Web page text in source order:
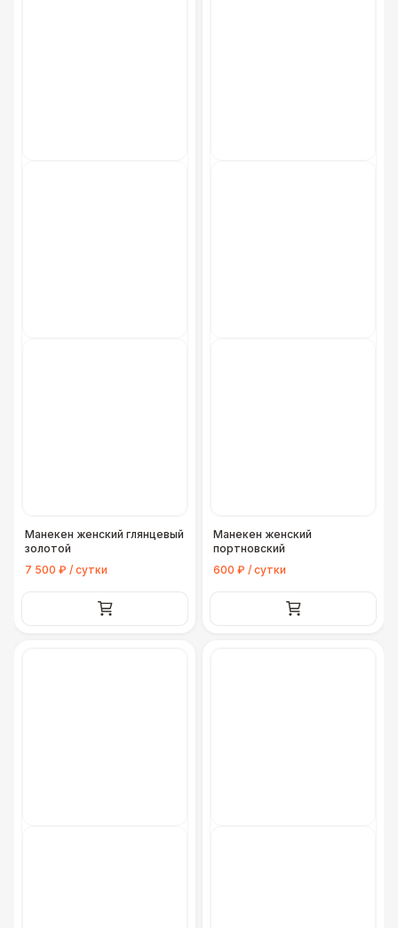
Манекен женский глянцевый
золотой
7 500 ₽ / сутки
Манекен женский
портновский
600 ₽ / сутки